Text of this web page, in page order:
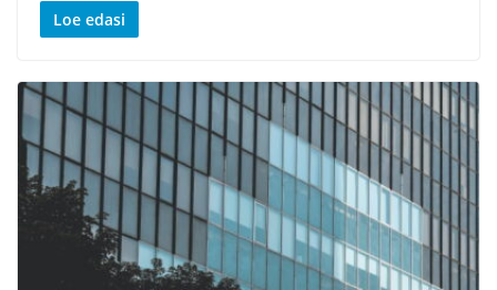
Loe edasi